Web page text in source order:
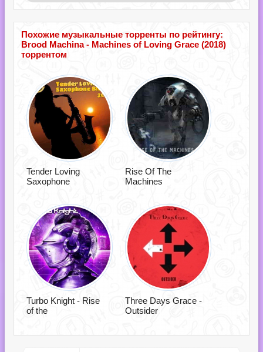
Похожие музыкальные торренты по рейтингу:
Brood Machina - Machines of Loving Grace (2018)
торрентом
Tender Loving
Saxophone
Rise Of The
Machines
Turbo Knight - Rise
of the
Three Days Grace -
Outsider